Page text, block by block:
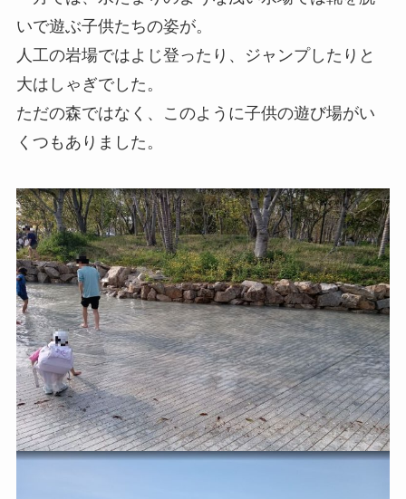
いで遊ぶ子供たちの姿が。
人工の岩場ではよじ登ったり、ジャンプしたりと
大はしゃぎでした。
ただの森ではなく、このように子供の遊び場がい
くつもありました。